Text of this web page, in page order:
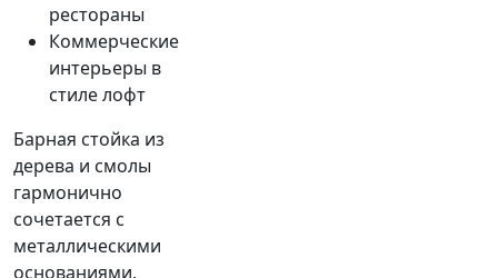
рестораны
Коммерческие
интерьеры в
стиле лофт
Барная стойка из
дерева и смолы
гармонично
сочетается с
металлическими
основаниями,